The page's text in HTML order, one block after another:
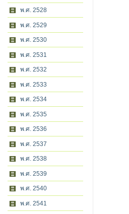
พ.ศ. 2528
พ.ศ. 2529
พ.ศ. 2530
พ.ศ. 2531
พ.ศ. 2532
พ.ศ. 2533
พ.ศ. 2534
พ.ศ. 2535
พ.ศ. 2536
พ.ศ. 2537
พ.ศ. 2538
พ.ศ. 2539
พ.ศ. 2540
พ.ศ. 2541